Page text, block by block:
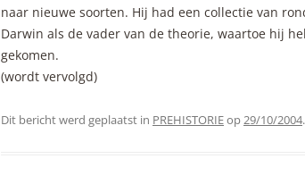
naar nieuwe soorten. Hij had een collectie van
Darwin als de vader van de theorie, waartoe hij
gekomen.
(wordt vervolgd)
Dit bericht werd geplaatst in PREHISTORIEop29/10/2004.